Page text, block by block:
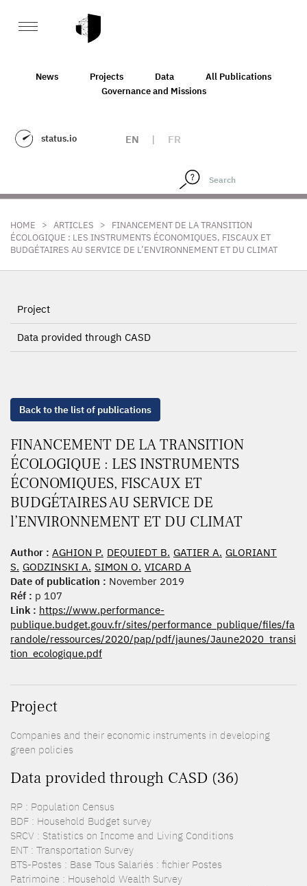
News Projects Data
All Publications
Governance and Missions
status.io EN | FR
HOME > ARTICLES >
FINANCEMENT DE LA TRANSITION
ÉCOLOGIQUE : LES INSTRUMENTS ÉCONOMIQUES, FISCAUX ET
BUDGÉTAIRES AU SERVICE DE L’ENVIRONNEMENT ET DU CLIMAT
Project
Data provided through CASD
Back to the list of publications
FINANCEMENT DE LA TRANSITION
ÉCOLOGIQUE : LES INSTRUMENTS
ÉCONOMIQUES, FISCAUX ET
BUDGÉTAIRES AU SERVICE DE
l’ENVIRONNEMENT ET DU CLIMAT
Author : AGHION P. DEQUIEDT B. GATIER A. GLORIANT
S. GODZINSKI A. SIMON O. VICARD A
Date of publication : November 2019
Réf : p 107
Link : https://www.performance-
publique.budget.gouv.fr/sites/performance_publique/files/fa
randole/ressources/2020/pap/pdf/jaunes/Jaune2020_transi
tion_ecologique.pdf
Project
Companies and their economic instruments in developing
green policies
Data provided through CASD (36)
RP : Population Census
BDF : Household Budget survey
SRCV : Statistics on Income and Living Conditions
ENT : Transportation Survey
BTS-Postes : Base Tous Salariés : fichier Postes
Patrimoine : Household Wealth Survey